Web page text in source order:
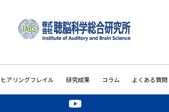
ヒアリングフレイル 研究成果 コラム よくある質問